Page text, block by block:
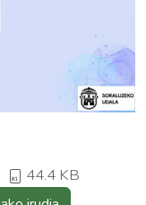
44.4 KB